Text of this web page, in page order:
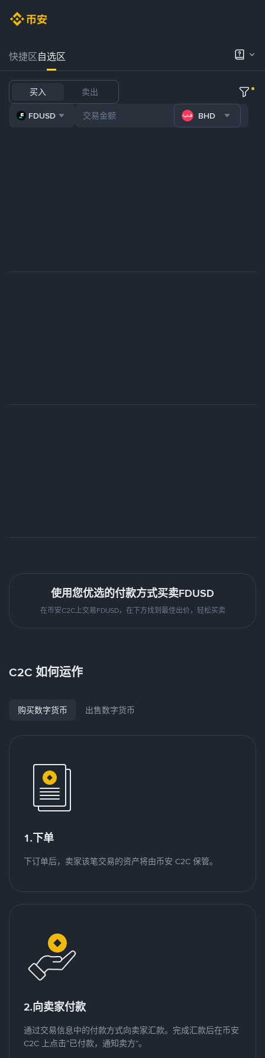
快捷区自选区
买入 卖出
FDUSD BHD
使用您优选的付款方式买卖FDUSD
在币安C2C上交易FDUSD，在下方找到最佳出价，轻松买卖
C2C 如何运作
购买数字货币 出售数字货币
1.下单
下订单后，卖家该笔交易的资产将由币安 C2C 保管。
2.向卖家付款
通过交易信息中的付款方式向卖家汇款。完成汇款后在币安
C2C 上点击“已付款，通知卖方”。